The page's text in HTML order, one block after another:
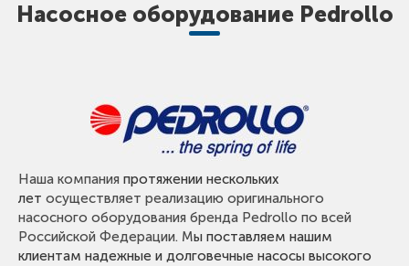
Насосное оборудование Pedrollo
Наша компания протяжении нескольких
лет осуществляет реализацию оригинального
насосного оборудования бренда Pedrollo по всей
Российской Федерации. Мы поставляем нашим
клиентам надежные и долговечные насосы высокого